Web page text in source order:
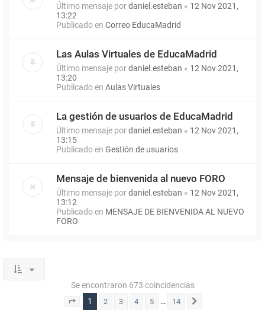
Último mensaje pordaniel.esteban « 12 Nov 2021,
13:22
Publicado en Correo EducaMadrid
Las Aulas Virtuales de EducaMadrid
Último mensaje pordaniel.esteban « 12 Nov 2021,
13:20
Publicado en Aulas Virtuales
La gestión de usuarios de EducaMadrid
Último mensaje pordaniel.esteban « 12 Nov 2021,
13:15
Publicado en Gestión de usuarios
Mensaje de bienvenida al nuevo FORO
Último mensaje pordaniel.esteban « 12 Nov 2021,
13:12
Publicado en MENSAJE DE BIENVENIDA AL NUEVO
FORO
Se encontraron 673 coincidencias
Página 1de 14
1 2 3 4 5 … 14